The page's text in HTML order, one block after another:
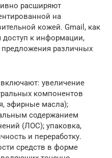
расширяют
на
кожей. Gmail, как
к информации,
предложения различных
увеличение
компонентов
эфирные масла);
содержанием
(ЛОС); упаковка,
и переработку.
средств в форме